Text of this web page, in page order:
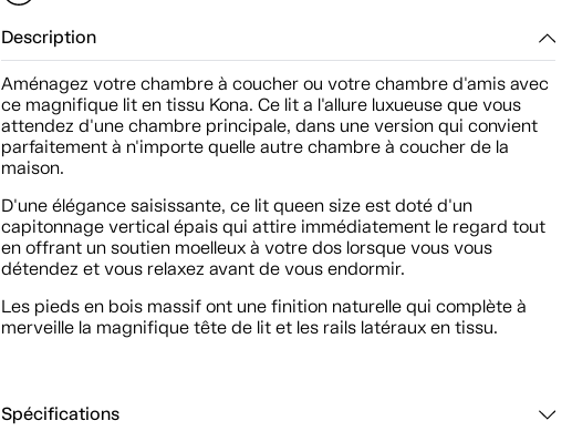
Description
Aménagez votre chambre à coucher ou votre chambre d'amis avec
ce magnifique lit en tissu Kona. Ce lit a l'allure luxueuse que vous
attendez d'une chambre principale, dans une version qui convient
parfaitement à n'importe quelle autre chambre à coucher de la
maison.
D'une élégance saisissante, ce lit queen size est doté d'un
capitonnage vertical épais qui attire immédiatement le regard tout
en offrant un soutien moelleux à votre dos lorsque vous vous
détendez et vous relaxez avant de vous endormir.
Les pieds en bois massif ont une finition naturelle qui complète à
merveille la magnifique tête de lit et les rails latéraux en tissu.
Spécifications